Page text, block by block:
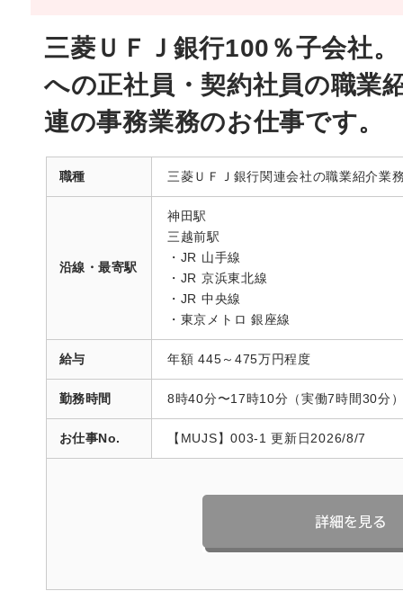
三菱ＵＦＪ銀行100％子会社
への正社員・契約社員の職業
連の事務業務のお仕事です。
職種 三菱ＵＦＪ銀行関連会社の職業紹介業
沿線・最寄駅
神田駅
三越前駅
・JR 山手線
・JR 京浜東北線
・JR 中央線
・東京メトロ 銀座線
給与 年額 445～475万円程度
勤務時間 8時40分〜17時10分（実働7時間30分
お仕事No. 【MUJS】003-1 更新日2026/8/7